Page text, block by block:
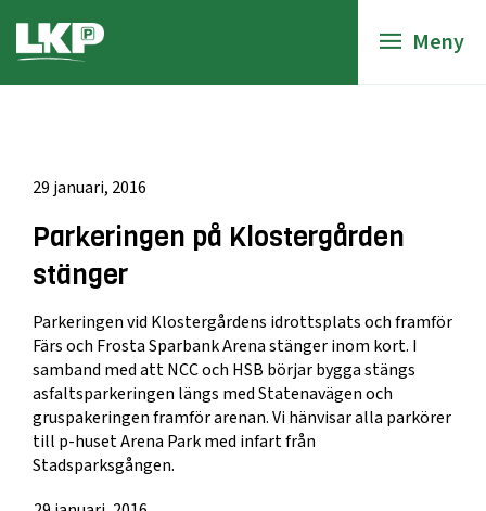
Meny
29 januari, 2016
Parkeringen på Klostergården
stänger
Parkeringen vid Klostergårdens idrottsplats och framför
Färs och Frosta Sparbank Arena stänger inom kort. I
samband med att NCC och HSB börjar bygga stängs
asfaltsparkeringen längs med Statenavägen och
gruspakeringen framför arenan. Vi hänvisar alla parkörer
till p-huset Arena Park med infart från
Stadsparksgången.